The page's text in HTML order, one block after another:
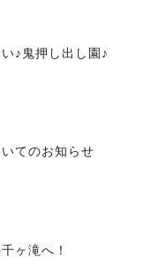
♪鬼押し出し園♪
てのお知らせ
ヶ滝へ！